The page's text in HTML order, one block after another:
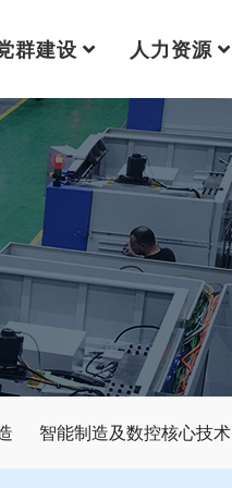
群建设 人力资源
智能制造及数控核心技术